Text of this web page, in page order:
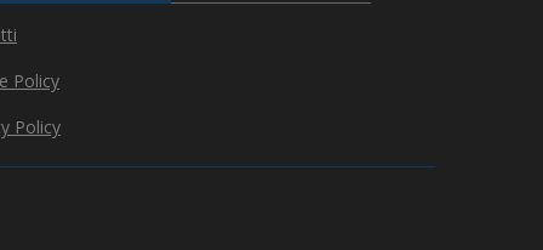
Policy
Policy